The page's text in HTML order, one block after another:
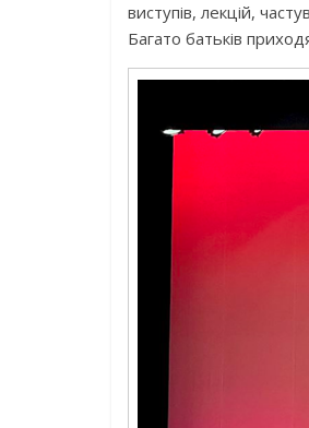
виступів, лекцій,
Багато батьків